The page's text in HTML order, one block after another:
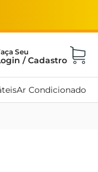
Ar Condicionado